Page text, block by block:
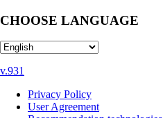
CHOOSE LANGUAGE
v.931
Privacy Policy
User Agreement